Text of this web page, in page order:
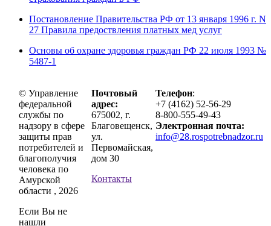
Постановление Правительства РФ от 13 января 1996 г. N
27 Правила предоствления платных мед услуг
Основы об охране здоровья граждан РФ 22 июля 1993 №
5487-1
© Управление
федеральной
службы по
надзору в сфере
защиты прав
потребителей и
благополучия
человека по
Амурской
области , 2026
Если Вы не
нашли
Почтовый
адрес:
675002, г.
Благовещенск,
ул.
Первомайская,
дом 30
Контакты
Телефон:
+7 (4162) 52-56-29
8-800-555-49-43
Электронная почта:
info@28.rospotrebnadzor.ru